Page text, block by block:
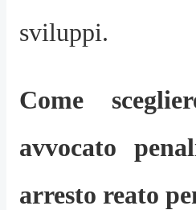
sviluppi.
Come
avvocato
arresto reato